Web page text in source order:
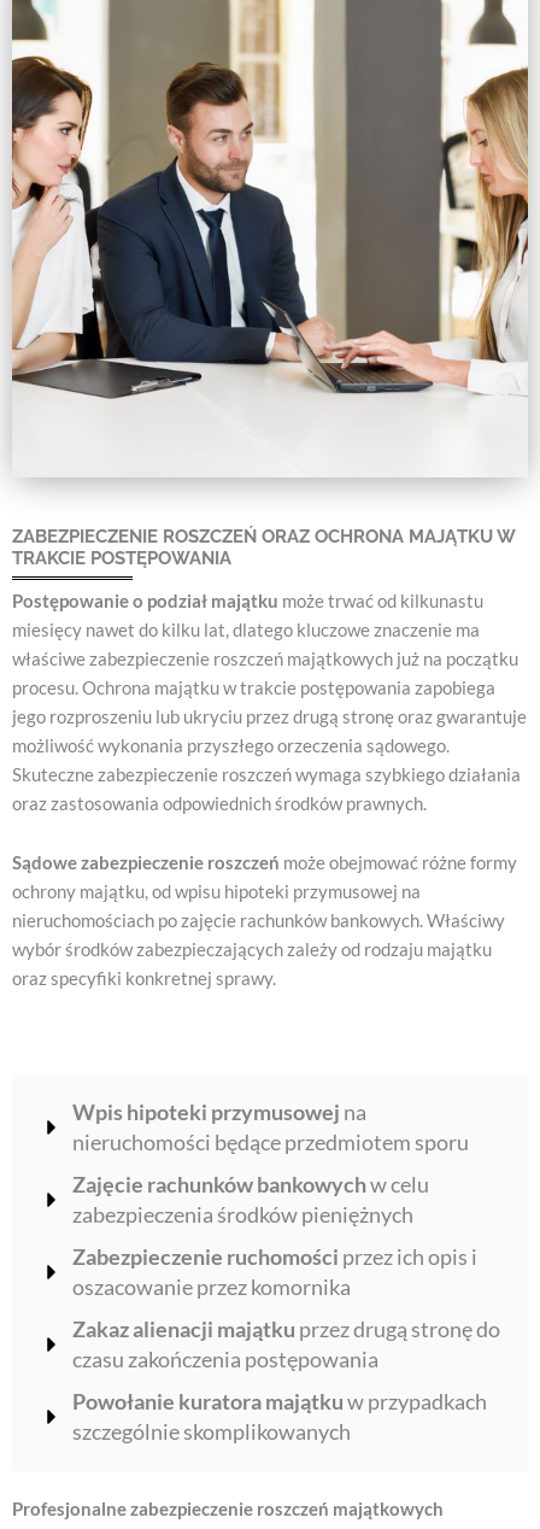
ZABEZPIECZENIE ROSZCZEŃ ORAZ OCHRONA MAJĄTKU W
TRAKCIE POSTĘPOWANIA
Postępowanie o podział majątku może trwać od kilkunastu
miesięcy nawet do kilku lat, dlatego kluczowe znaczenie ma
właściwe zabezpieczenie roszczeń majątkowych już na początku
procesu. Ochrona majątku w trakcie postępowania zapobiega
jego rozproszeniu lub ukryciu przez drugą stronę oraz gwarantuje
możliwość wykonania przyszłego orzeczenia sądowego.
Skuteczne zabezpieczenie roszczeń wymaga szybkiego działania
oraz zastosowania odpowiednich środków prawnych.
Sądowe zabezpieczenie roszczeń może obejmować różne formy
ochrony majątku, od wpisu hipoteki przymusowej na
nieruchomościach po zajęcie rachunków bankowych. Właściwy
wybór środków zabezpieczających zależy od rodzaju majątku
oraz specyfiki konkretnej sprawy.
Wpis hipoteki przymusowej na
nieruchomości będące przedmiotem sporu
Zajęcie rachunków bankowychw celu
zabezpieczenia środków pieniężnych
Zabezpieczenie ruchomości przez ich opis i
oszacowanie przez komornika
Zakaz alienacji majątku przez drugą stronę do
czasu zakończenia postępowania
Powołanie kuratora majątkuw przypadkach
szczególnie skomplikowanych
Profesjonalne zabezpieczenie roszczeń majątkowych